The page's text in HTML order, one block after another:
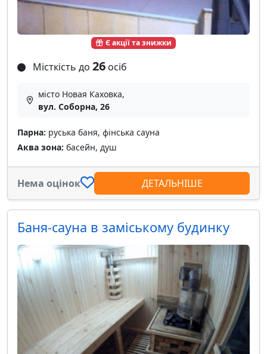
Є акції та знижки
Місткість до 26 осіб
місто Новая Каховка,
вул. Соборна, 26
Парна: руська баня, фінська сауна
Аква зона: басейн, душ
Нема оцінок ДЕТАЛЬНІШЕ
Баня-сауна в заміському будинку